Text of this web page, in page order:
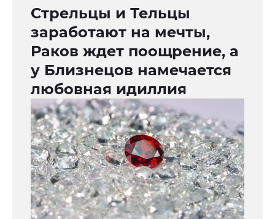
Стрельцы и Тельцы
заработают на мечты,
Раков ждет поощрение, а
у Близнецов намечается
любовная идиллия